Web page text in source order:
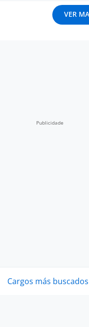
VER
Cargos más buscados